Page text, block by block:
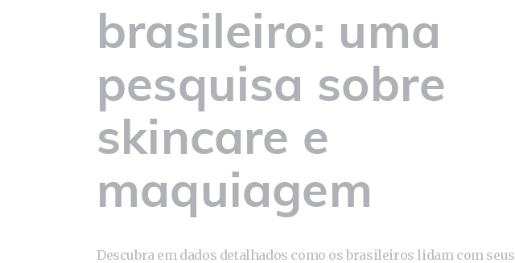
brasileiro: uma
pesquisa sobre
skincare e
maquiagem
Descubra em dados detalhados como os brasileiros lidam com seus